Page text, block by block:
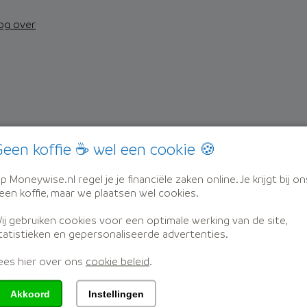
over
voor stap naar een beter product
ze weer vertrouwen krijgen in hun financiën.
koffie ☕ wel een cookie 🍪
Moneywise.nl regel je je financiële zaken online. Je krijgt bij
koffie, maar we plaatsen wel cookies.
gebruiken cookies voor een optimale werking van de site,
en gepersonaliseerde advertenties.
hier over ons cookie beleid.
Akkoord Instellingen